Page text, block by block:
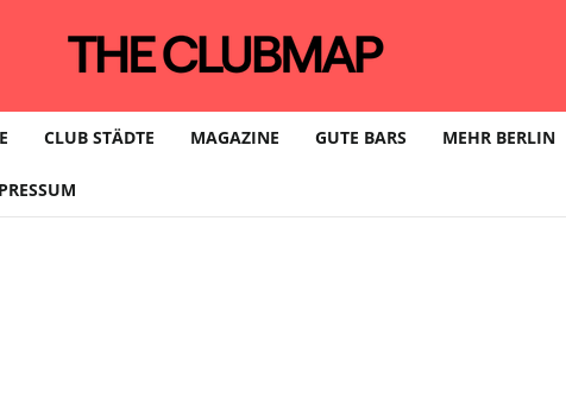
CLUB STÄDTE MAGAZINE GUTE BARS MEHR BERLIN
David Guetta Shit